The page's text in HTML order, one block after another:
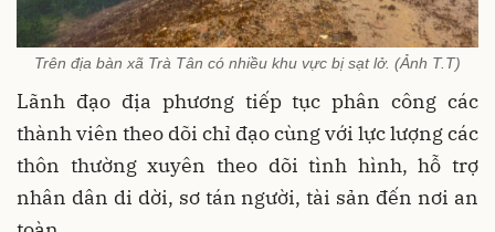
Trên địa bàn xã Trà Tân có nhiều khu vực bị sạt lở. (Ảnh T.T)
Lãnh đạo địa phương tiếp tục phân công các
thành viên theo dõi chỉ đạo cùng với lực lượng các
thôn thường xuyên theo dõi tình hình, hỗ trợ
nhân dân di dời, sơ tán người, tài sản đến nơi an